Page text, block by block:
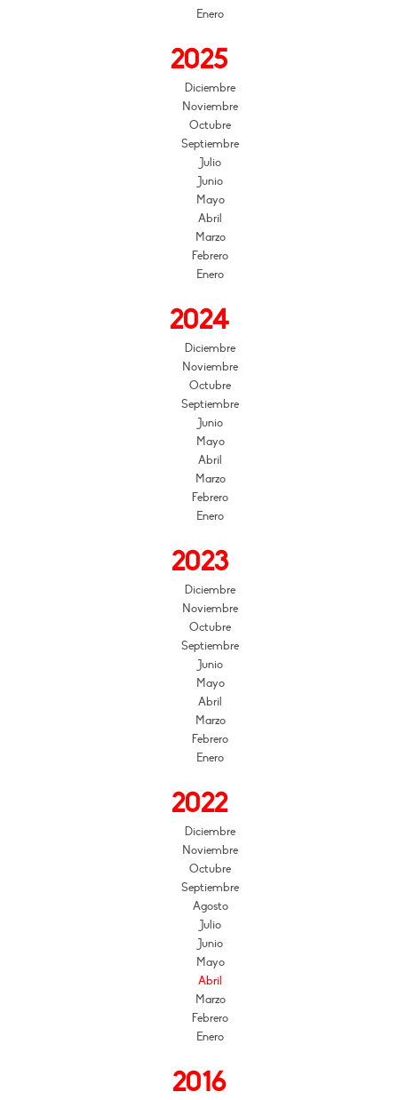
Enero
2025
Diciembre
Noviembre
Octubre
Septiembre
Julio
Junio
Mayo
Abril
Marzo
Febrero
Enero
2024
Diciembre
Noviembre
Octubre
Septiembre
Junio
Mayo
Abril
Marzo
Febrero
Enero
2023
Diciembre
Noviembre
Octubre
Septiembre
Junio
Mayo
Abril
Marzo
Febrero
Enero
2022
Diciembre
Noviembre
Octubre
Septiembre
Agosto
Julio
Junio
Mayo
Abril
Marzo
Febrero
Enero
2016